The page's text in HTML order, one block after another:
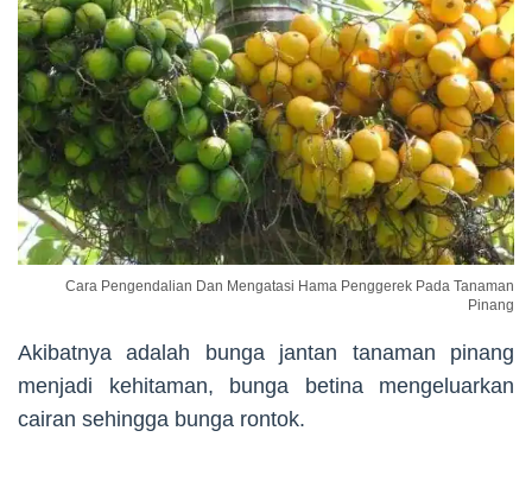
Cara Pengendalian Dan Mengatasi Hama Penggerek Pada Tanaman
Pinang
Akibatnya adalah bunga jantan tanaman pinang
menjadi kehitaman, bunga betina mengeluarkan
cairan sehingga bunga rontok.